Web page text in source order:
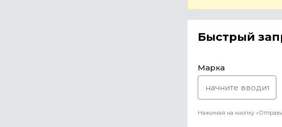
Быстрый
Марка
Нажимая на кнопку